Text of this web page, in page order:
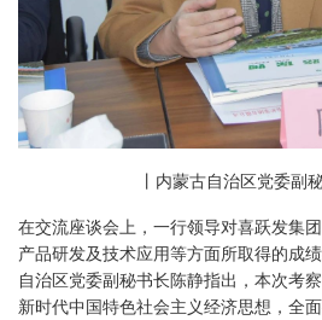
丨内蒙古自治区党委副
在交流座谈会上，一行领导对喜跃发集
产品研发及技术应用等方面所取得的成
自治区党委副秘书长陈静指出，本次考
新时代中国特色社会主义经济思想，全